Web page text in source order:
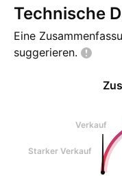
Technische
Eine
suggerieren.
Verkauf
Starker Verkauf